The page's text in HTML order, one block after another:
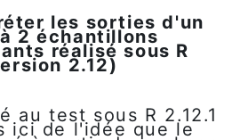
les sorties d'un
2 échantillons
réalisé sous R
2.12)
au test sous R 2.12.1
ici de l'idée que le